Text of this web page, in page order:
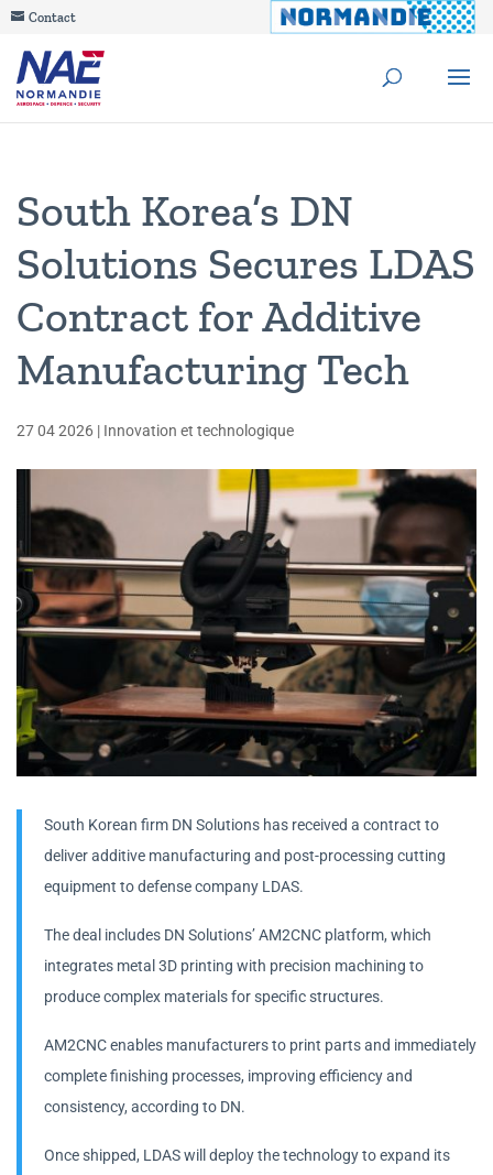
Contact
South Korea’s DN
Solutions Secures LDAS
Contract for Additive
Manufacturing Tech
27 04 2026 | Innovation et technologique
South Korean firm DN Solutions has received a contract to
deliver additive manufacturing and post-processing cutting
equipment to defense company LDAS.
The deal includes DN Solutions’ AM2CNC platform, which
integrates metal 3D printing with precision machining to
produce complex materials for specific structures.
AM2CNC enables manufacturers to print parts and immediately
complete finishing processes, improving efficiency and
consistency, according to DN.
Once shipped, LDAS will deploy the technology to expand its